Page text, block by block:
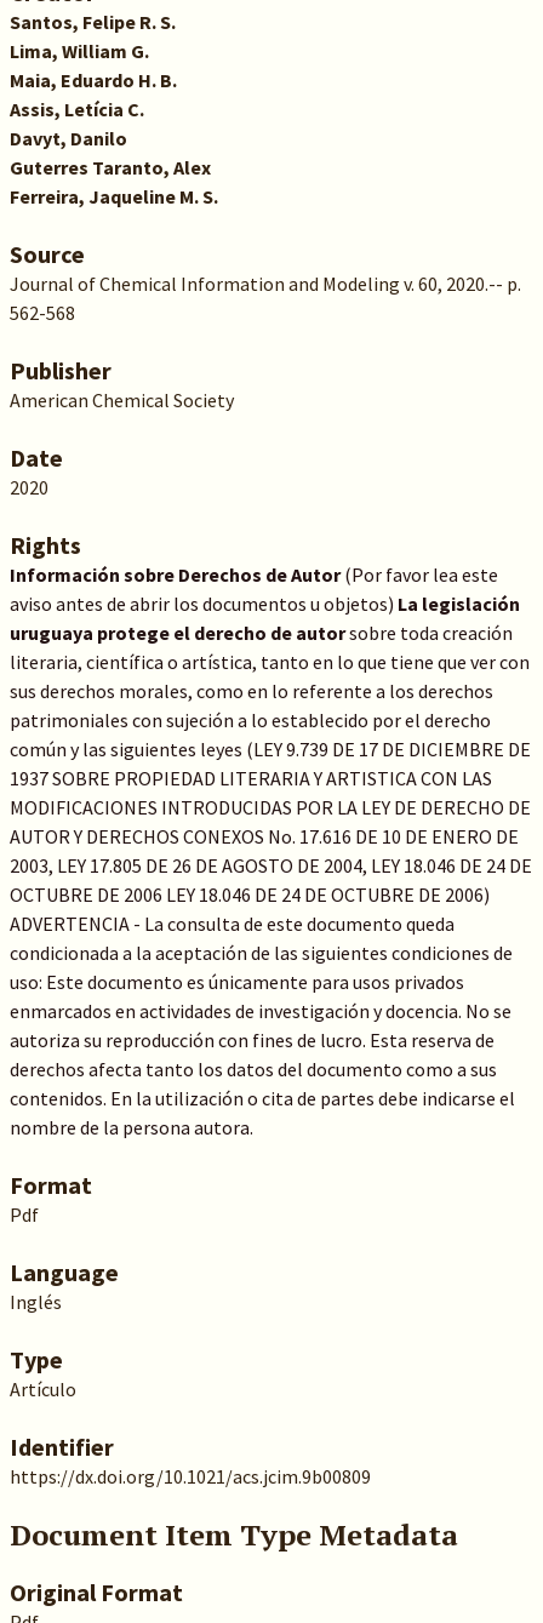
Santos, Felipe R. S.
Lima, William G.
Maia, Eduardo H. B.
Assis, Letícia C.
Davyt, Danilo
Guterres Taranto, Alex
Ferreira, Jaqueline M. S.
Source
Journal of Chemical Information and Modeling v. 60, 2020.-- p.
562-568
Publisher
American Chemical Society
Date
2020
Rights
Información sobre Derechos de Autor(Por favor lea este
aviso antes de abrir los documentos u objetos) La legislación
uruguaya protege el derecho de autorsobre toda creación
literaria, científica o artística, tanto en lo que tiene que ver con
sus derechos morales, como en lo referente a los derechos
patrimoniales con sujeción a lo establecido por el derecho
común y las siguientes leyes (LEY 9.739 DE 17 DE DICIEMBRE DE
1937 SOBRE PROPIEDAD LITERARIA Y ARTISTICA CON LAS
MODIFICACIONES INTRODUCIDAS POR LA LEY DE DERECHO DE
AUTOR Y DERECHOS CONEXOS No. 17.616 DE 10 DE ENERO DE
2003, LEY 17.805 DE 26 DE AGOSTO DE 2004, LEY 18.046 DE 24 DE
OCTUBRE DE 2006 LEY 18.046 DE 24 DE OCTUBRE DE 2006)
ADVERTENCIA - La consulta de este documento queda
condicionada a la aceptación de las siguientes condiciones de
uso: Este documento es únicamente para usos privados
enmarcados en actividades de investigación y docencia. No se
autoriza su reproducción con fines de lucro. Esta reserva de
derechos afecta tanto los datos del documento como a sus
contenidos. En la utilización o cita de partes debe indicarse el
nombre de la persona autora.
Format
Pdf
Language
Inglés
Type
Artículo
Identifier
https://dx.doi.org/10.1021/acs.jcim.9b00809
Document Item Type Metadata
Original Format